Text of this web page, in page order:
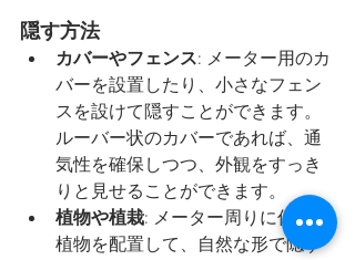
隠す方法
カバーやフェンス: メーター用のカ
バーを設置したり、小さなフェン
スを設けて隠すことができます。
ルーバー状のカバーであれば、通
気性を確保しつつ、外観をすっき
りと見せることができます。
植物や植栽: メーター周りに低木や
植物を配置して、自然な形で隠す